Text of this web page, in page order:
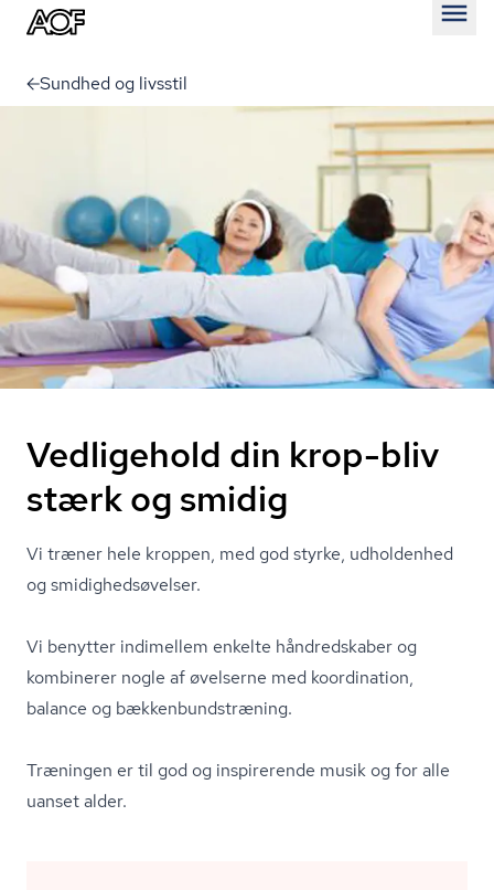
Sundhed og livsstil
Vedligehold din krop-bliv
stærk og smidig
Vi træner hele kroppen, med god styrke, udholdenhed
og smi­dig­hed­s­ø­vel­ser.
Vi benytter indimellem enkelte håndredskaber og
kombinerer nogle af øvelserne med koordination,
balance og bæk­ken­bund­stræ­ning.
Træningen er til god og inspirerende musik og for alle
uanset alder.